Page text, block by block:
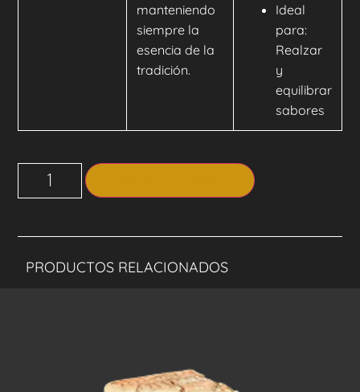
manteniendo
siempre la
esencia de la
tradición.
Ideal
para:
Realzar
y
equilibrar
sabores
PRODUCTOS RELACIONADOS